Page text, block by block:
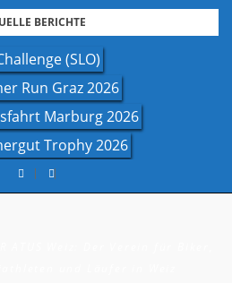
BERICHTE
(SLO)
Run Graz 2026
Marburg 2026
Trophy 2026